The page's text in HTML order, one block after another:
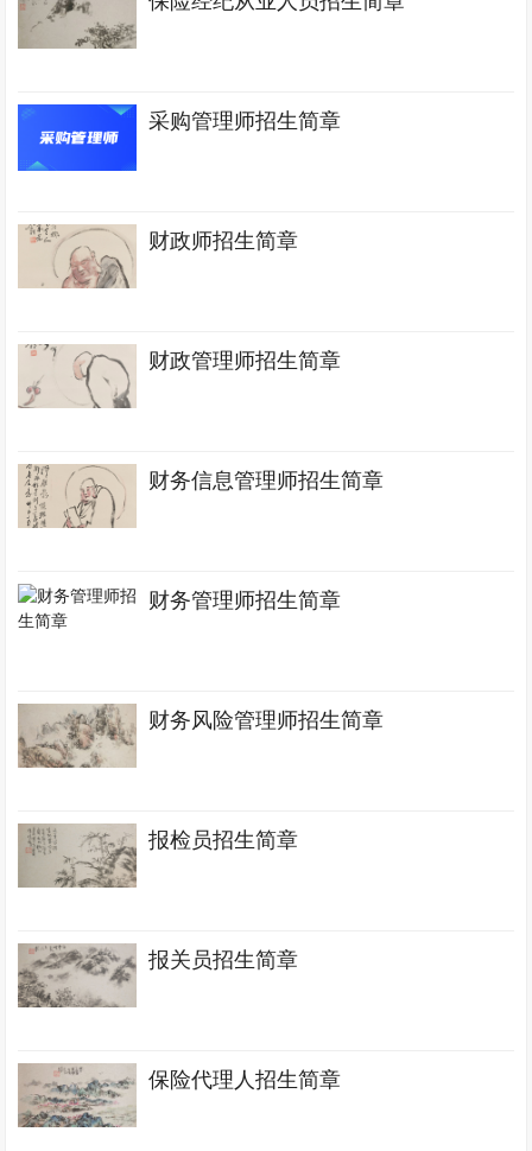
采购管理师招生简章
财政师招生简章
财政管理师招生简章
财务信息管理师招生简章
财务管理师招生简章
财务风险管理师招生简章
报检员招生简章
报关员招生简章
保险代理人招生简章